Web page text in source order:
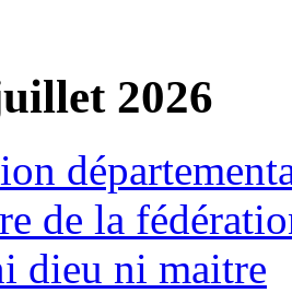
2026